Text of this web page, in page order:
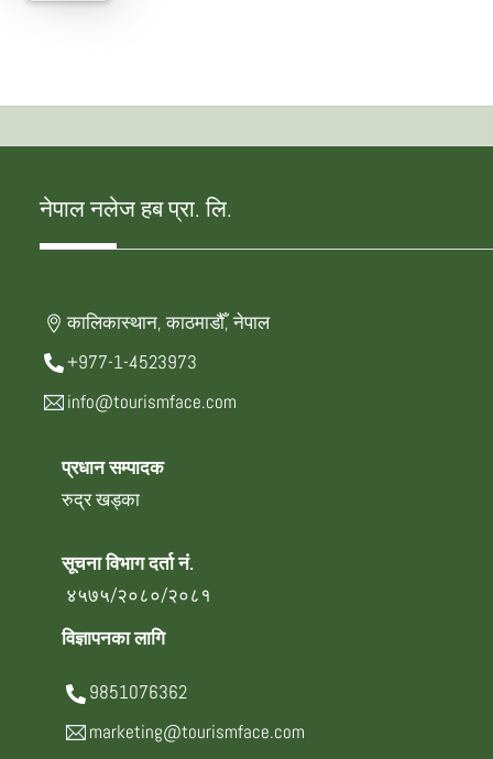
नेपाल नलेज हब प्रा. लि.
कालिकास्थान, काठमाडौँ, नेपाल
+977-1-4523973
info@tourismface.com
प्रधान सम्पादक
रुद्र खड्का
सूचना विभाग दर्ता नं.
४५७५/२०८०/२०८१
विज्ञापनका लागि
9851076362
marketing@tourismface.com